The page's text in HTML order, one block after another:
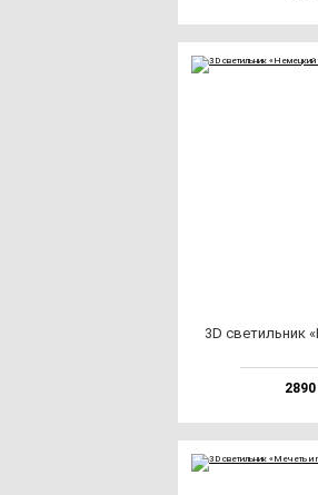
3D све­тиль­ник